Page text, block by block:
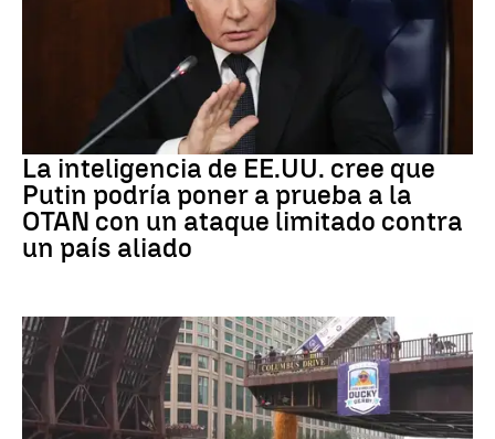
La inteligencia de EE.UU. cree que
Putin podría poner a prueba a la
OTAN con un ataque limitado contra
un país aliado